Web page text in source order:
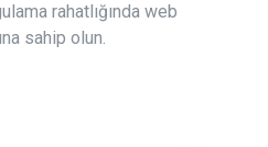
rahatlığında web
sahip olun.